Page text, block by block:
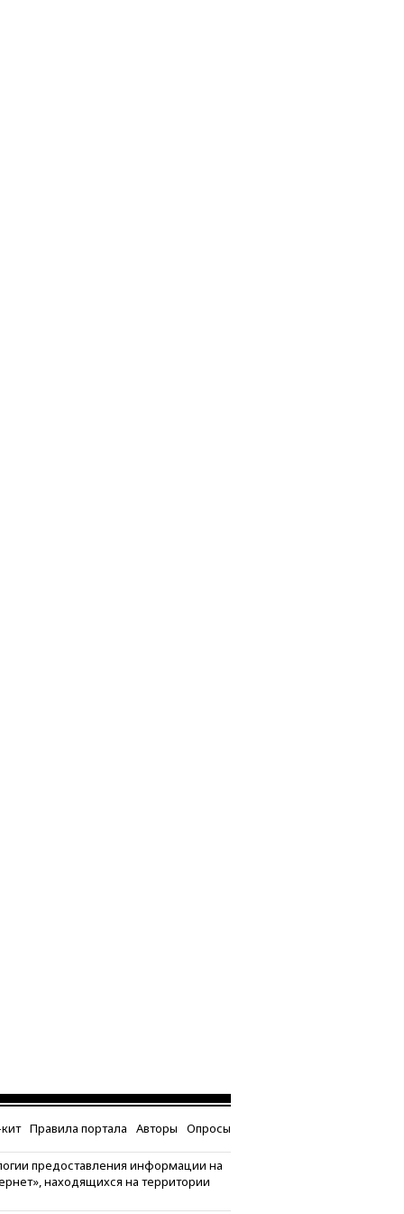
Правила портала Авторы Опросы
предоставления информации на
находящихся на территории